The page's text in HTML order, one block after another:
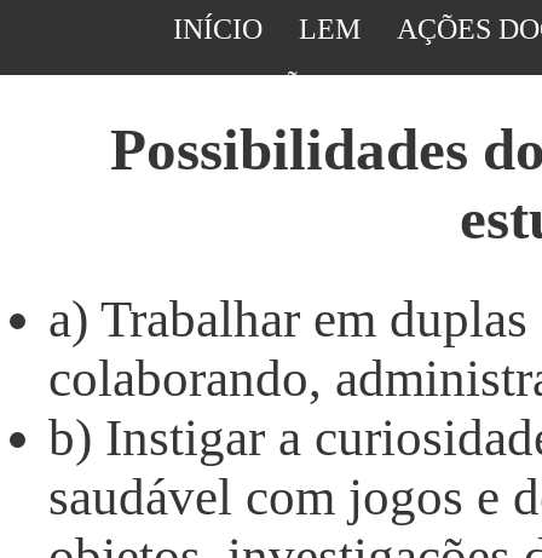
INÍCIO LEM
AÇÕES
SUGESTÕES DE
Possibilidades
a) Trabalhar em
colaborando,
b) Instigar a
saudável com jogos e